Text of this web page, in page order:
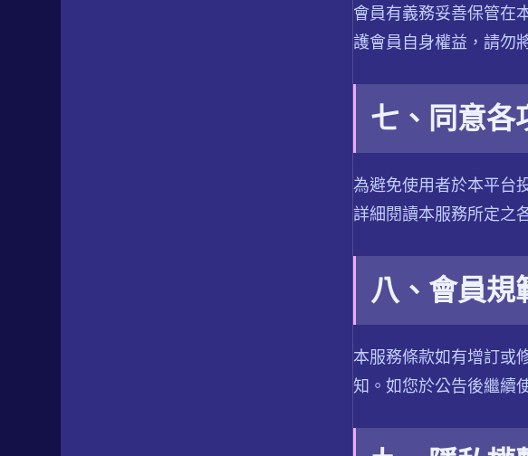
會員有義務妥善保管在
護會員自身權益，請勿
七、同意各
為避免使用者於本平台
詳細閱讀本服務所定之
八、會員規
本服務條款如有增訂或
知。如您於公告後繼續